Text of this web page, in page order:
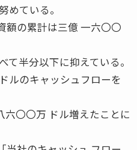
めている。
の累計は三億 一六〇〇
て半分以下に抑えている。
ルのキャッシュフローを
六〇〇万 ドル増えたことに